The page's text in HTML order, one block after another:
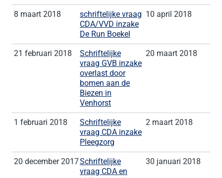
8 maart 2018
schriftelijke vraag
CDA/VVD inzake
De Run Boekel
10 april 2018
21 februari 2018
Schriftelijke
vraag GVB inzake
overlast door
bomen aan de
Biezen in
Venhorst
20 maart 2018
1 februari 2018
Schriftelijke
vraag CDA inzake
Pleegzorg
2 maart 2018
20 december 2017Schriftelijke
vraag CDA en
30 januari 2018